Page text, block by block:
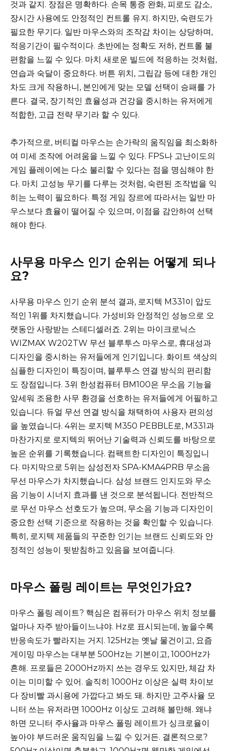
것과 같지. 장점은 명확하다. 손목 통증 완화, 피로도 감소,
장시간 사용에도 안정적인 컨트롤 유지. 하지만, 숙련도가
필요한 무기다. 일반 마우스와의 조작감 차이는 상당하며,
적응기간이 필수적이다. 초반에는 정확도 저하, 컨트롤 불
편함을 느낄 수 있다. 마치 새로운 빌드에 적응하는 것처럼,
연습과 숙달이 중요하다. 버튼 위치, 그립감 등에 대한 개인
차도 크게 작용하니, 본인에게 맞는 모델 선택이 승패를 가
른다. 결국, 장기적인 효율성과 건강을 중시하는 유저에게
적합한, 고급 전략 무기라 할 수 있다.
추가적으로, 버티컬 마우스는 손가락의 움직임을 최소화하
여 미세 조작에 어려움을 느낄 수 있다. FPS나 고난이도의
게임 플레이에는 다소 불리할 수 있다는 점을 명심해야 한
다. 마치 고성능 무기를 다루는 것처럼, 숙련된 조작법을 익
히는 노력이 필요하다. 특정 게임 장르에 따라서는 일반 마
우스보다 효율이 떨어질 수 있으며, 이점을 감안하여 선택
해야 한다.
사무용 마우스 인기 순위는 어떻게 되나
요?
사무용 마우스 인기 순위 분석 결과, 로지텍 M331이 압도
적인 1위를 차지했습니다. 가성비와 안정적인 성능으로 오
랫동안 사랑받는 스테디셀러죠. 2위는 마이크로닉스
WIZMAX W202TW 무선 블루투스 마우스로, 휴대성과
디자인을 중시하는 유저들에게 인기입니다. 화이트 색상의
심플한 디자인이 특징이며, 블루투스 연결 방식의 편리함
도 장점입니다. 3위 한성컴퓨터 BM100은 무소음 기능을
앞세워 조용한 사무 환경을 선호하는 유저들에게 어필하고
있습니다. 듀얼 무선 연결 방식을 채택하여 사용자 편의성
을 높였습니다. 4위는 로지텍 M350 PEBBLE로, M331과
마찬가지로 로지텍의 뛰어난 기술력과 신뢰도를 바탕으로
높은 순위를 기록했습니다. 컴팩트한 디자인이 특징입니
다. 마지막으로 5위는 삼성전자 SPA-KMA4PRB 무소음
무선 마우스가 차지했습니다. 삼성 브랜드 인지도와 무소
음 기능이 시너지 효과를 낸 것으로 분석됩니다. 전반적으
로 무선 마우스 선호도가 높으며, 무소음 기능과 디자인이
중요한 선택 기준으로 작용하는 것을 확인할 수 있습니다.
특히, 로지텍 제품들의 꾸준한 인기는 브랜드 신뢰도와 안
정적인 성능이 뒷받침하고 있음을 보여줍니다.
마우스 폴링 레이트는 무엇인가요?
마우스 폴링 레이트? 핵심은 컴퓨터가 마우스 위치 정보를
얼마나 자주 받아들이느냐야. Hz로 표시되는데, 높을수록
반응속도가 빨라지는 거지. 125Hz는 옛날 물건이고, 요즘
게이밍 마우스는 대부분 500Hz는 기본이고, 1000Hz가
흔해. 프로들은 2000Hz까지 쓰는 경우도 있지만, 체감 차
이는 미미할 수 있어. 솔직히 1000Hz 이상은 실력 차이보
다 장비빨 과시용에 가깝다고 봐도 돼. 하지만 고주사율 모
니터 쓰는 유저라면 1000Hz 이상도 고려해 볼만해. 왜냐
하면 모니터 주사율과 마우스 폴링 레이트가 싱크로율이
높아야 부드러운 움직임을 느낄 수 있거든. 결론적으로?